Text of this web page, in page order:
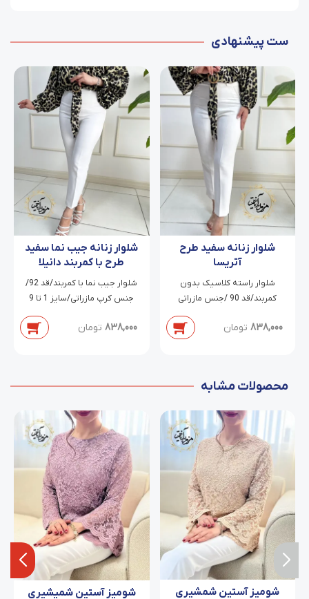
ست پیشنهادی
شلوار زنانه سفید طرح
آتریسا
شلوار راسته کلاسیک بدون
کمربند/قد 90 /جنس مازراتی
838,000 تومان
شلوار زنانه جیب نما سفید
طرح با کمربند دانیلا
شلوار جیب نما با کمربند/قد 92/
جنس کرپ مازراتی/سایز 1 تا 9
838,000 تومان
محصولات مشابه
شومیز آستین شمشیری
شومیز آستین شمیشیری